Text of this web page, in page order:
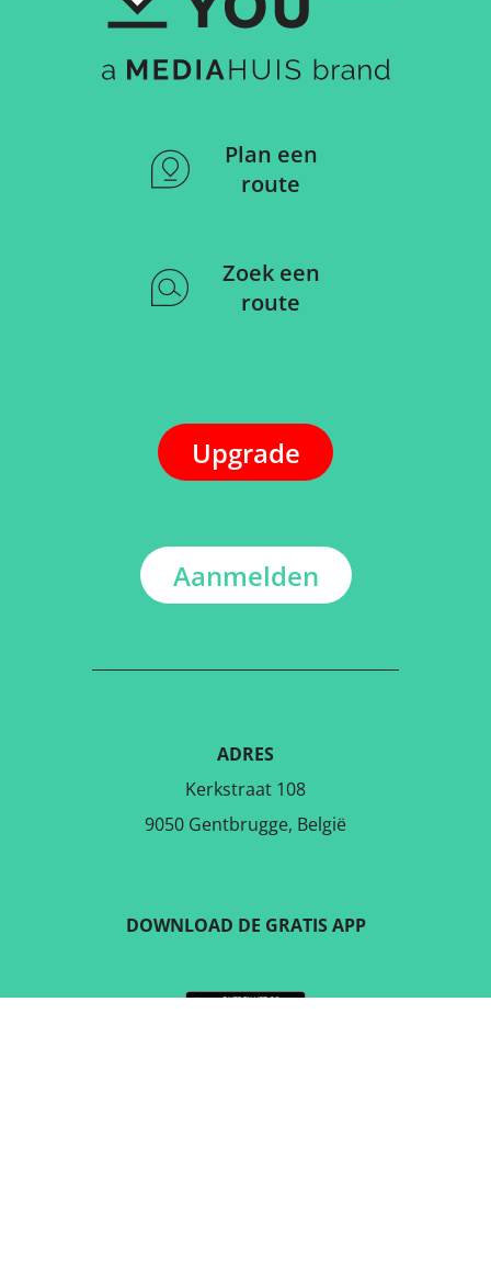
Plan een
route
Zoek een
route
Upgrade
Aanmelden
ADRES
Kerkstraat 108
9050 Gentbrugge, België
DOWNLOAD DE GRATIS APP